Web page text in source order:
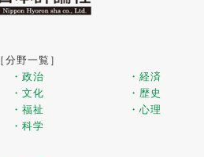
［分野一覧］
・政治
・経済
・文化
・歴史
・福祉
・心理
・科学